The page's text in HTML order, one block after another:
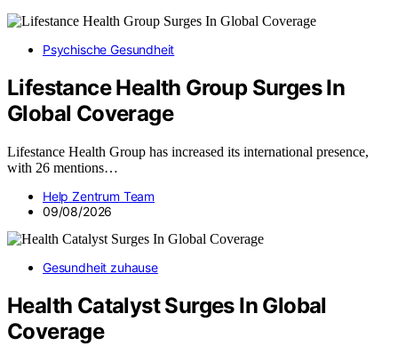
Psychische Gesundheit
Lifestance Health Group Surges In
Global Coverage
Lifestance Health Group has increased its international presence,
with 26 mentions…
Help Zentrum Team
09/08/2026
Gesundheit zuhause
Health Catalyst Surges In Global
Coverage